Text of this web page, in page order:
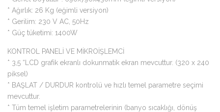
* Ağırlık: 26 Kg (eğimli versiyon)
* Gerilim: 230 V AC, 50Hz
* Güç tüketimi: 1400W
KONTROL PANELİ VE MİKROİŞLEMCİ
* 3,5 “LCD grafik ekranlı dokunmatik ekran mevcuttur. (320 x 240
piksel)
* BAŞLAT / DURDUR kontrolü ve hızlı temel parametre seçimi
mevcuttur.
* Tüm temel işletim parametrelerinin (banyo sıcaklığı, dönüş